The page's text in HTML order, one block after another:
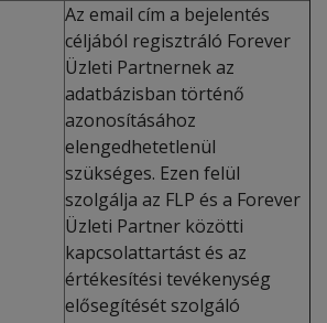
Az email cím a bejelentés
céljából regisztráló Forever
Üzleti Partnernek az
adatbázisban történő
azonosításához
elengedhetetlenül
szükséges. Ezen felül
szolgálja az FLP és a Forever
Üzleti Partner közötti
kapcsolattartást és az
értékesítési tevékenység
elősegítését szolgáló